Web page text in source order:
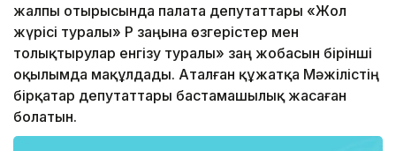
жалпы отырысында палата депутаттары «Жол
жүрісі туралы» ҚР заңына өзгерістер мен
толықтырулар енгізу туралы» заң жобасын бірінші
оқылымда мақұлдады. Аталған құжатқа Мәжілістің
бірқатар депутаттары бастамашылық жасаған
болатын.